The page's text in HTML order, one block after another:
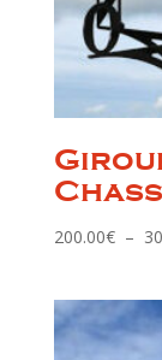
200.00€ –